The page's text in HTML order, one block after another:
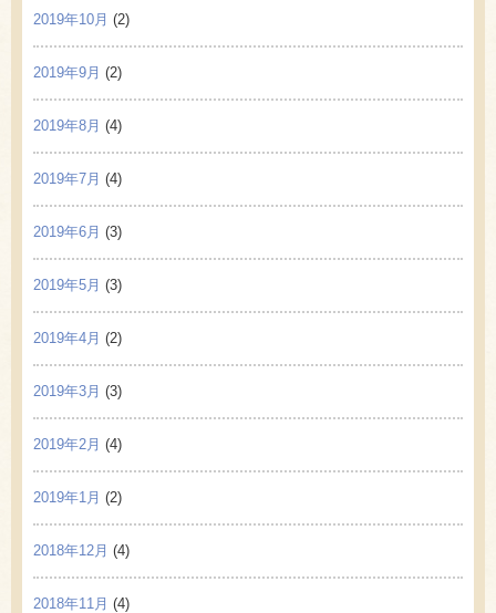
2019年10月 (2)
2019年9月 (2)
2019年8月 (4)
2019年7月 (4)
2019年6月 (3)
2019年5月 (3)
2019年4月 (2)
2019年3月 (3)
2019年2月 (4)
2019年1月 (2)
2018年12月 (4)
2018年11月 (4)